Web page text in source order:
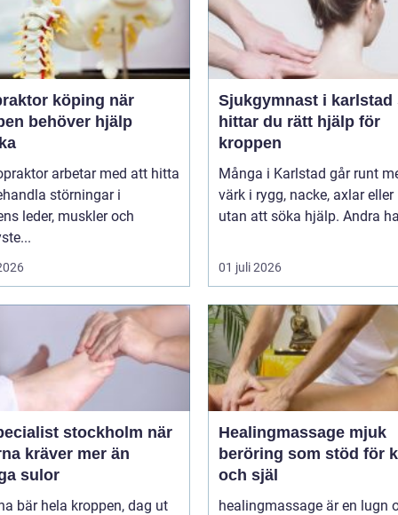
köping när
behöver hjälp
arbetar med att hitta
störningar i
leder, muskler och
Sjukgymnast i karlstad så
hittar du rätt hjälp för
kroppen
Många i Karlstad går runt
värk i rygg, nacke, axlar
utan att söka hjälp. Andra
01 juli 2026
stockholm när
kräver mer än
sulor
bär hela kroppen, dag ut
Healingmassage mjuk
beröring som stöd för
och själ
healingmassage är en lugn